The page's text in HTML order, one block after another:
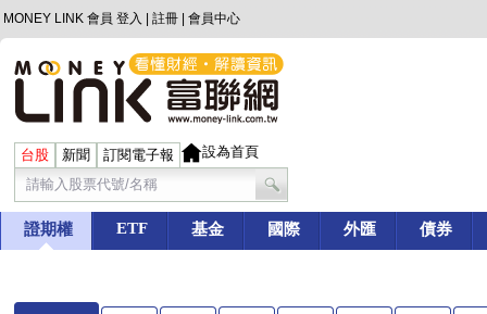
MONEY LINK 會員 登入 註冊 會員中心
台股 新聞 訂閱電子報 設為首頁
證期權 ETF 基金 國際 外匯 債券